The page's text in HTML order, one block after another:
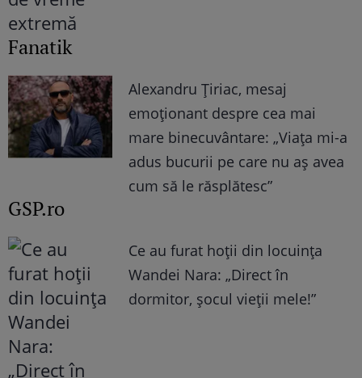
Fanatik
Alexandru Țiriac, mesaj
emoționant despre cea mai
mare binecuvântare: „Viața mi-a
adus bucurii pe care nu aș avea
cum să le răsplătesc”
GSP.ro
Ce au furat hoții din locuința
Wandei Nara: „Direct în
dormitor, șocul vieții mele!”